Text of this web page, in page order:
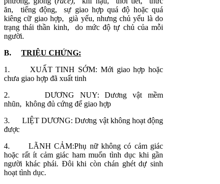
ăn, tiếng động, sự giao hợp quá độ hoặc quá
kiêng cữ giao hợp, già yếu, nhưng chủ yếu là do
trạng thái thần kinh, do mức độ tự chủ của mỗi
người.
B.
TRIỆU CHỨNG:
1. XUẤT TINH SỚM: Mới giao hợp hoặc
chưa giao hợp đã xuất tinh
2. DƯƠNG NUY: Dương vật mềm
nhũn, không đủ cứng để giao hợp
3. LIỆT DƯƠNG: Dương vật không hoạt động
được
4. LÃNH CẢM:Phụ nữ không có cảm giác
hoặc rất ít cảm giác ham muốn tình dục khi gần
người khác phái. Đôi khi còn chán ghét dự sinh
hoạt tình dục.